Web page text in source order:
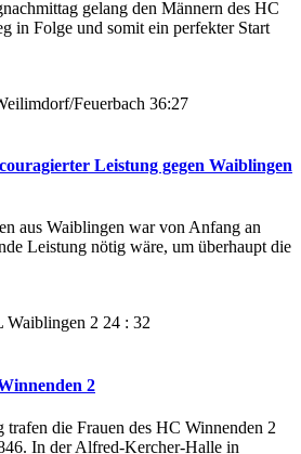
gelang den Männern des HC
in Folge und somit ein perfekter Start
Feuerbach 36:27
Leistung gegen Waiblingen
aus Waiblingen war von Anfang an
Leistung nötig wäre, um überhaupt die
Waiblingen 2 24 : 32
2
trafen die Frauen des HC Winnenden 2
In der Alfred-Kercher-Halle in